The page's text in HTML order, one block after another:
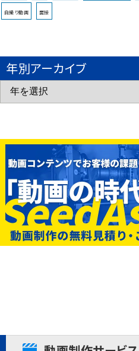
自撮り動画 面接
年別アーカイブ